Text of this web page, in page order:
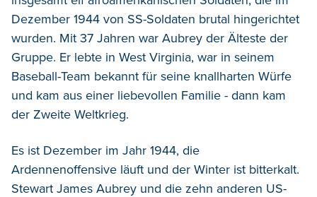
Dezember 1944 von SS-Soldaten brutal hingerichtet
wurden. Mit 37 Jahren war Aubrey der Älteste der
Gruppe. Er lebte in West Virginia, war in seinem
Baseball-Team bekannt für seine knallharten Würfe
und kam aus einer liebevollen Familie - dann kam
der Zweite Weltkrieg.
Es ist Dezember im Jahr 1944, die
Ardennenoffensive läuft und der Winter ist bitterkalt.
Stewart James Aubrey und die zehn anderen US-